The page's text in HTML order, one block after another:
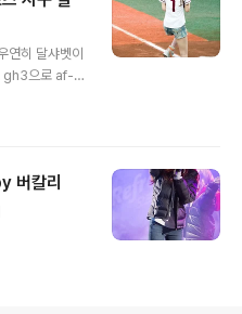
연히 달샤벳이
gh3으로 af-c
버칼리